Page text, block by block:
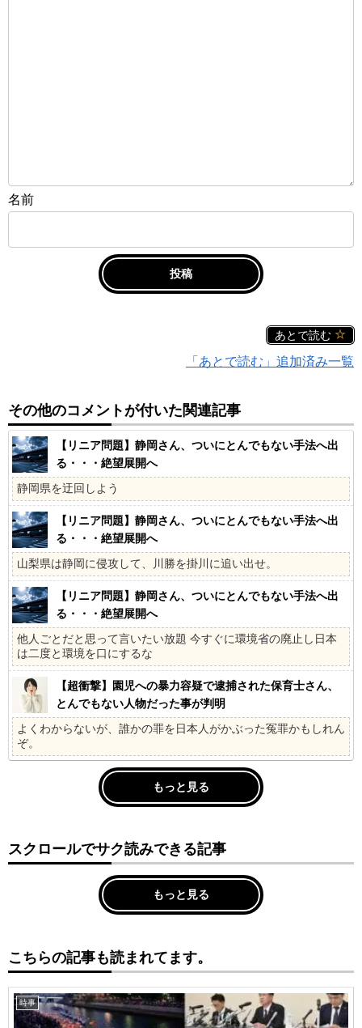
名前
あとで読む
「あとで読む」追加済み一覧
その他のコメントが付いた関連記事
【リニア問題】静岡さん、ついにとんでもない手法へ出
る・・・絶望展開へ
静岡県を迂回しよう
【リニア問題】静岡さん、ついにとんでもない手法へ出
る・・・絶望展開へ
山梨県は静岡に侵攻して、川勝を掛川に追い出せ。
【リニア問題】静岡さん、ついにとんでもない手法へ出
る・・・絶望展開へ
他人ごとだと思って言いたい放題 今すぐに環境省の廃止し日本
は二度と環境を口にするな
【超衝撃】園児への暴力容疑で逮捕された保育士さん、
とんでもない人物だった事が判明
よくわからないが、誰かの罪を日本人がかぶった冤罪かもしれん
ぞ。
もっと見る
スクロールでサク読みできる記事
もっと見る
こちらの記事も読まれてます。
時事